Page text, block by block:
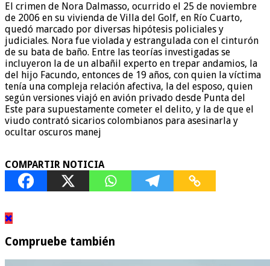
El crimen de Nora Dalmasso, ocurrido el 25 de noviembre
de 2006 en su vivienda de Villa del Golf, en Río Cuarto,
quedó marcado por diversas hipótesis policiales y
judiciales. Nora fue violada y estrangulada con el cinturón
de su bata de baño. Entre las teorías investigadas se
incluyeron la de un albañil experto en trepar andamios, la
del hijo Facundo, entonces de 19 años, con quien la víctima
tenía una compleja relación afectiva, la del esposo, quien
según versiones viajó en avión privado desde Punta del
Este para supuestamente cometer el delito, y la de que el
viudo contrató sicarios colombianos para asesinarla y
ocultar oscuros manej
COMPARTIR NOTICIA
Compruebe también